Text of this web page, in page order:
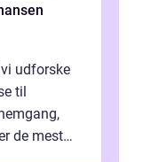
udforske
til
de mest